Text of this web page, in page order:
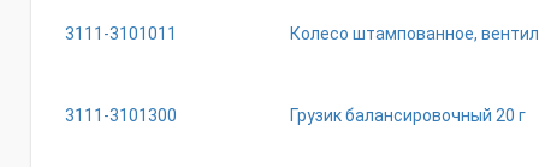
3111-3101011 Колесо штампованное,
3111-3101300 Грузик балансировочный 20 г